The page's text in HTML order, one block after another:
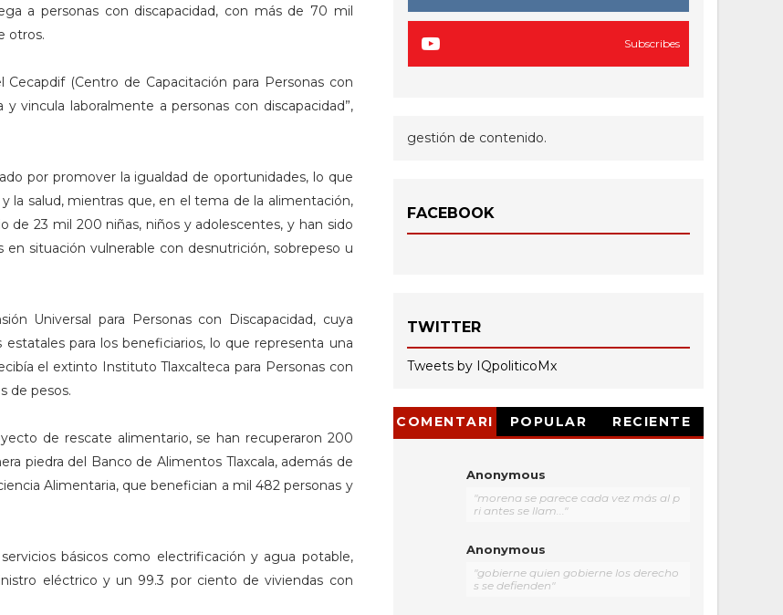
a personas con discapacidad, con más de 70 mil
otros.
(Centro de Capacitación para Personas con
vincula laboralmente a personas con discapacidad”,
por promover la igualdad de oportunidades, lo que
la salud, mientras que, en el tema de la alimentación,
23 mil 200 niñas, niños y adolescentes, y han sido
situación vulnerable con desnutrición, sobrepeso u
Universal para Personas con Discapacidad, cuya
para los beneficiarios, lo que representa una
el extinto Instituto Tlaxcalteca para Personas con
de pesos.
de rescate alimentario, se han recuperaron 200
piedra del Banco de Alimentos Tlaxcala, además de
Alimentaria, que benefician a mil 482 personas y
básicos como electrificación y agua potable,
eléctrico y un 99.3 por ciento de viviendas con
Subscribes
gestión de contenido.
FACEBOOK
TWITTER
Tweets by IQpoliticoMx
COMENTARI
POPULAR RECIENTE
Anonymous
"morena se parece cada vez más al p
ri antes se llam..."
Anonymous
"gobierne quien gobierne los derecho
s se defienden"